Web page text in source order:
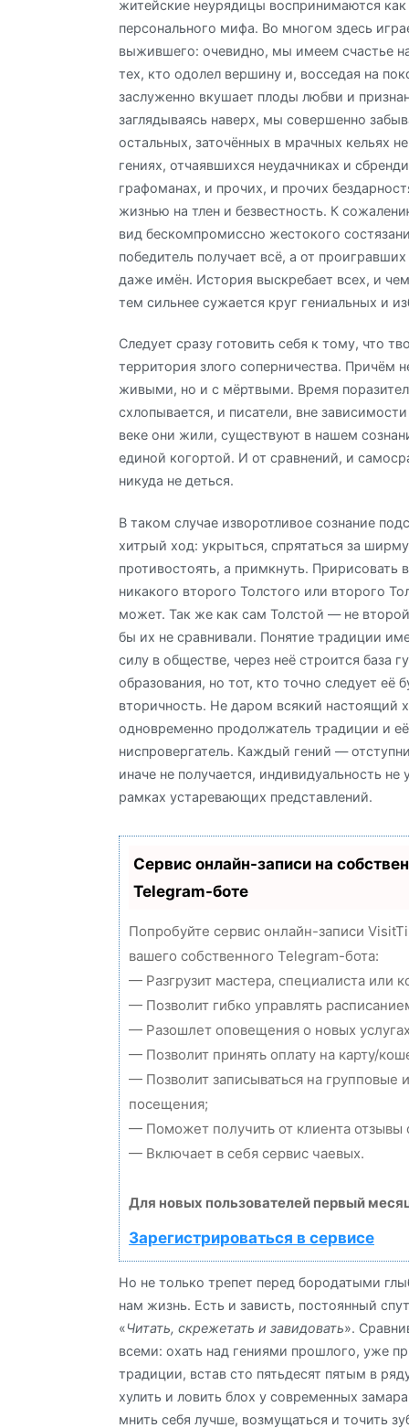
житейские неурядицы воспринимаются как
персонального мифа. Во многом здесь
выжившего: очевидно, мы имеем счастье
тех, кто одолел вершину и, восседая на
заслуженно вкушает плоды любви и
заглядываясь наверх, мы совершенно
остальных, заточённых в мрачных кельях
гениях, отчаявшихся неудачниках и
графоманах, и прочих, и прочих
жизнью на тлен и безвестность. К
вид бескомпромиссно жестокого
победитель получает всё, а от
даже имён. История выскребает всех, и
тем сильнее сужается круг гениальных и
Следует сразу готовить себя к тому, что
территория злого соперничества. Причём
живыми, но и с мёртвыми. Время
схлопывается, и писатели, вне
веке они жили, существуют в нашем
единой когортой. И от сравнений, и
никуда не деться.
В таком случае изворотливое сознание
хитрый ход: укрыться, спрятаться за
противостоять, а примкнуть. Пририсовать
никакого второго Толстого или второго
может. Так же как сам Толстой — не
бы их не сравнивали. Понятие традиции
силу в обществе, через неё строится база
образования, но тот, кто точно следует её
вторичность. Не даром всякий настоящий
одновременно продолжатель традиции и
ниспровергатель. Каждый гений —
иначе не получается, индивидуальность не
рамках устаревающих представлений.
Сервис онлайн-записи на
Telegram-боте
Попробуйте сервис онлайн-записи
вашего собственного Telegram-бота:
— Разгрузит мастера, специалиста или
— Позволит гибко управлять
— Разошлет оповещения о новых
— Позволит принять оплату на карту/
— Позволит записываться на групповые
посещения;
— Поможет получить от клиента отзывы
— Включает в себя сервис чаевых.
Для новых пользователей первый
Зарегистрироваться в сервисе
Но не только трепет перед бородатыми
нам жизнь. Есть и зависть, постоянный
«Читать, скрежетать и завидовать».
всеми: охать над гениями прошлого, уже
традиции, встав сто пятьдесят пятым в
хулить и ловить блох у современных
мнить себя лучше, возмущаться и точить